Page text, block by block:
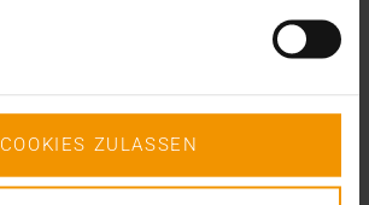
COOKIES ZULASSEN